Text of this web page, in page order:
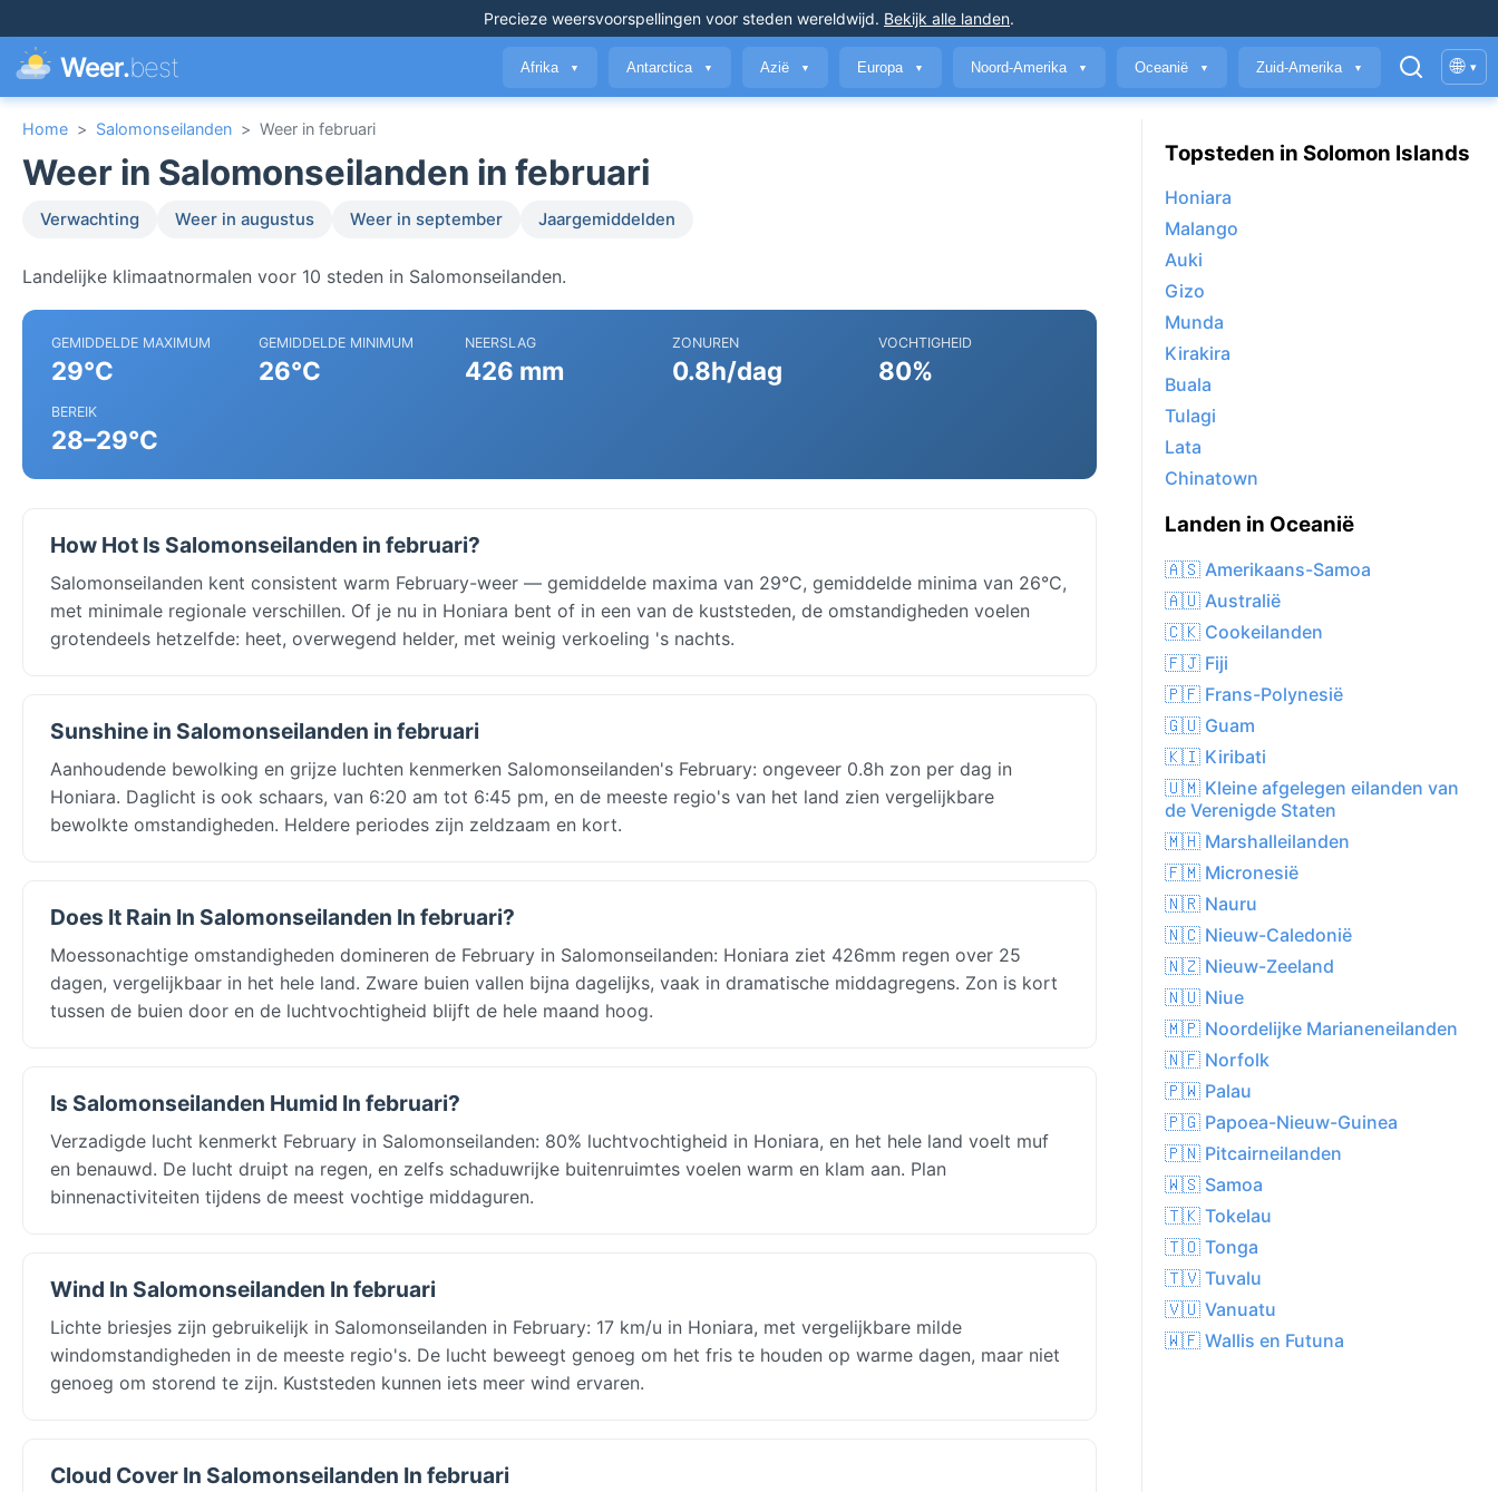
Precieze weersvoorspellingen voor steden wereldwijd. Bekijk alle landen.
Weer.best Afrika ▼ Antarctica ▼ Azië ▼ Europa ▼ Noord-Amerika ▼ Oceanië ▼ Zuid-Amerika ▼ 🌐 ▾
Home > Salomonseilanden > Weer in februari
Weer in Salomonseilanden in februari
Verwachting Weer in augustus Weer in september Jaargemiddelden
Landelijke klimaatnormalen voor 10 steden in Salomonseilanden.
GEMIDDELDE MAXIMUM
29°C
GEMIDDELDE MINIMUM
26°C
NEERSLAG
426 mm
ZONUREN
0.8h/dag
VOCHTIGHEID
80%
BEREIK
28–29°C
How Hot Is Salomonseilanden in februari?
Salomonseilanden kent consistent warm February-weer — gemiddelde maxima van 29°C, gemiddelde minima van 26°C,
met minimale regionale verschillen. Of je nu in Honiara bent of in een van de kuststeden, de omstandigheden voelen
grotendeels hetzelfde: heet, overwegend helder, met weinig verkoeling 's nachts.
Sunshine in Salomonseilanden in februari
Aanhoudende bewolking en grijze luchten kenmerken Salomonseilanden's February: ongeveer 0.8h zon per dag in
Honiara. Daglicht is ook schaars, van 6:20 am tot 6:45 pm, en de meeste regio's van het land zien vergelijkbare
bewolkte omstandigheden. Heldere periodes zijn zeldzaam en kort.
Does It Rain In Salomonseilanden In februari?
Moessonachtige omstandigheden domineren de February in Salomonseilanden: Honiara ziet 426mm regen over 25
dagen, vergelijkbaar in het hele land. Zware buien vallen bijna dagelijks, vaak in dramatische middagregens. Zon is kort
tussen de buien door en de luchtvochtigheid blijft de hele maand hoog.
Is Salomonseilanden Humid In februari?
Verzadigde lucht kenmerkt February in Salomonseilanden: 80% luchtvochtigheid in Honiara, en het hele land voelt muf
en benauwd. De lucht druipt na regen, en zelfs schaduwrijke buitenruimtes voelen warm en klam aan. Plan
binnenactiviteiten tijdens de meest vochtige middaguren.
Wind In Salomonseilanden In februari
Lichte briesjes zijn gebruikelijk in Salomonseilanden in February: 17 km/u in Honiara, met vergelijkbare milde
windomstandigheden in de meeste regio's. De lucht beweegt genoeg om het fris te houden op warme dagen, maar niet
genoeg om storend te zijn. Kuststeden kunnen iets meer wind ervaren.
Cloud Cover In Salomonseilanden In februari
Topsteden in Solomon Islands
Honiara
Malango
Auki
Gizo
Munda
Kirakira
Buala
Tulagi
Lata
Chinatown
Landen in Oceanië
🇦🇸 Amerikaans-Samoa
🇦🇺 Australië
🇨🇰 Cookeilanden
🇫🇯 Fiji
🇵🇫 Frans-Polynesië
🇬🇺 Guam
🇰🇮 Kiribati
🇺🇲 Kleine afgelegen eilanden van
de Verenigde Staten
🇲🇭 Marshalleilanden
🇫🇲 Micronesië
🇳🇷 Nauru
🇳🇨 Nieuw-Caledonië
🇳🇿 Nieuw-Zeeland
🇳🇺 Niue
🇲🇵 Noordelijke Marianeneilanden
🇳🇫 Norfolk
🇵🇼 Palau
🇵🇬 Papoea-Nieuw-Guinea
🇵🇳 Pitcairneilanden
🇼🇸 Samoa
🇹🇰 Tokelau
🇹🇴 Tonga
🇹🇻 Tuvalu
🇻🇺 Vanuatu
🇼🇫 Wallis en Futuna